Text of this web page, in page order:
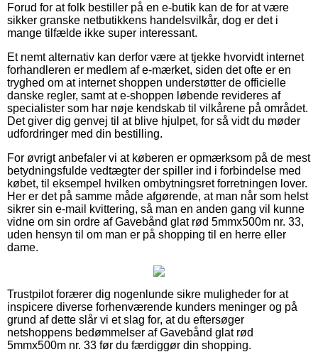
Forud for at folk bestiller på en e-butik kan de for at være
sikker granske netbutikkens handelsvilkår, dog er det i
mange tilfælde ikke super interessant.
Et nemt alternativ kan derfor være at tjekke hvorvidt internet
forhandleren er medlem af e-mærket, siden det ofte er en
tryghed om at internet shoppen understøtter de officielle
danske regler, samt at e-shoppen løbende revideres af
specialister som har nøje kendskab til vilkårene på området.
Det giver dig genvej til at blive hjulpet, for så vidt du møder
udfordringer med din bestilling.
For øvrigt anbefaler vi at køberen er opmærksom på de mest
betydningsfulde vedtægter der spiller ind i forbindelse med
købet, til eksempel hvilken ombytningsret forretningen lover.
Her er det på samme måde afgørende, at man når som helst
sikrer sin e-mail kvittering, så man en anden gang vil kunne
vidne om sin ordre af Gavebånd glat rød 5mmx500m nr. 33,
uden hensyn til om man er på shopping til en herre eller
dame.
Trustpilot forærer dig nogenlunde sikre muligheder for at
inspicere diverse forhenværende kunders meninger og på
grund af dette slår vi et slag for, at du eftersøger
netshoppens bedømmelser af Gavebånd glat rød
5mmx500m nr. 33 før du færdiggør din shopping.